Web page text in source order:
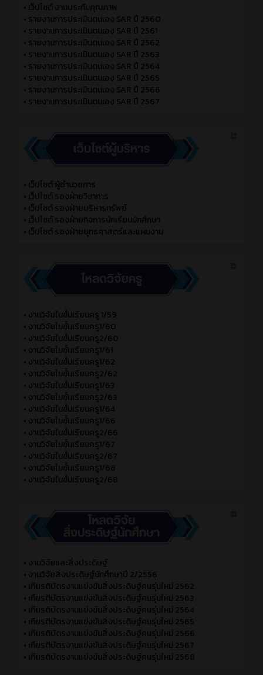
• เว็ปไซต์ งานประกันคุณภาพ
• รายงานการประเมินตนเอง SAR ปี 2560
• รายงานการประเมินตนเอง SAR ปี 2561
• รายงานการประเมินตนเอง SAR ปี 2562
• รายงานการประเมินตนเอง SAR ปี 2563
• รายงานการประเมินตนเอง SAR ปี 2564
• รายงานการประเมินตนเอง SAR ปี 2565
• รายงานการประเมินตนเอง SAR ปี 2566
• รายงานการประเมินตนเอง SAR ปี 2567
• เว็ปไซต์ ผู้อำนวยการ
• เว็ปไซต์ รองฝ่ายวิชาการ
• เว็ปไซต์ รองฝ่ายบริหารทรัพย์
• เว็ปไชต์ รองฝ่ายกิจการนักเรียนนักศึกษา
• เว็ปไชต์ รองฝ่ายยุทธศาสตร์และแผนงาน
• งานวิจัยในชั้นเรียนครู 1/59
• งานวิจัยในชั้นเรียนครู1/60
• งานวิจัยในชั้นเรียนครู2/60
• งานวิจัยในชั้นเรียนครู1/61
• งานวิจัยในชั้นเรียนครู1/62
• งานวิจัยในชั้นเรียนครู2/62
• งานวิจัยในชั้นเรียนครู1/63
• งานวิจัยในชั้นเรียนครู2/63
• งานวิจัยในชั้นเรียนครู1/64
• งานวิจัยในชั้นเรียนครู1/66
• งานวิจัยในชั้นเรียนครู2/66
• งานวิจัยในชั้นเรียนครู1/67
• งานวิจัยในชั้นเรียนครู2/67
• งานวิจัยในชั้นเรียนครู1/68
• งานวิจัยในชั้นเรียนครู2/68
• งานวิจัยและสิ่งประดิษฐ์
• งานวิจัยสิ่งประดิษฐ์นักศึกษาปี 2/2556
• เกียรติบัตรงานแข่งขันสิ่งประดิษฐ์คนรุ่นใหม่ 2562
• เกียรติบัตรงานแข่งขันสิ่งประดิษฐ์คนรุ่นใหม่ 2563
• เกียรติบัตรงานแข่งขันสิ่งประดิษฐ์คนรุ่นใหม่ 2564
• เกียรติบัตรงานแข่งขันสิ่งประดิษฐ์คนรุ่นใหม่ 2565
• เกียรติบัตรงานแข่งขันสิ่งประดิษฐ์คนรุ่นใหม่ 2566
• เกียรติบัตรงานแข่งขันสิ่งประดิษฐ์คนรุ่นใหม่ 2567
• เกียรติบัตรงานแข่งขันสิ่งประดิษฐ์คนรุ่นใหม่ 2568